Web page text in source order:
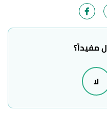
Enough Weight During
,
Weight During
مفيداً؟
لا